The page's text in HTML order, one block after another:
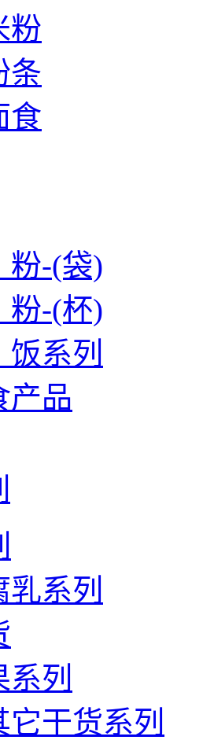
粉
条
食
粉-(袋)
粉-(杯)
系列
产品
系列
列
干货系列